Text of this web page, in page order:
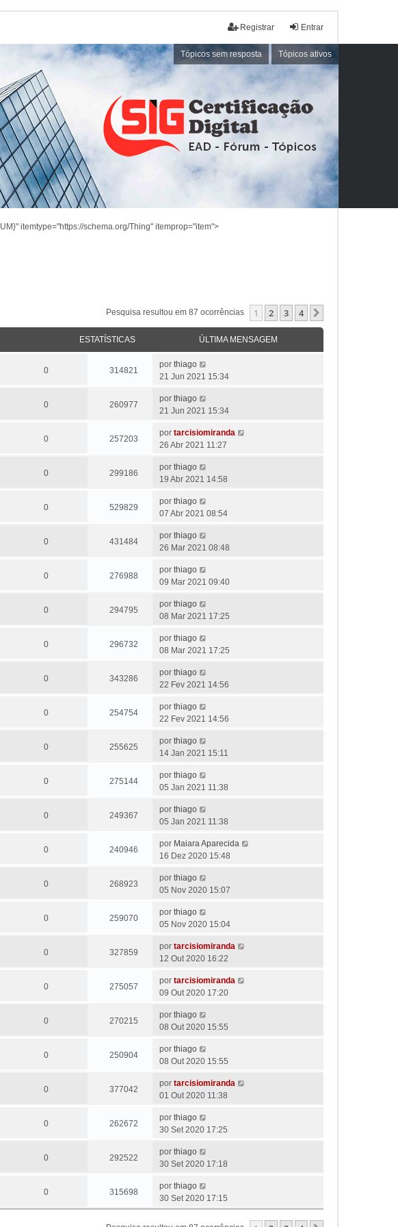
Entrar
Registrar
Tópicos sem resposta Tópicos ativos
UM}" itemtype="https://schema.org/Thing" itemprop="item">
Pesquisa resultou em 87 ocorrências 1 2 3 4
ESTATÍSTICAS ÚLTIMA MENSAGEM
0 314821
por thiago
21 Jun 2021 15:34
0 260977
por thiago
21 Jun 2021 15:34
0 257203
por tarcisiomiranda
26 Abr 2021 11:27
0 299186
por thiago
19 Abr 2021 14:58
0 529829
por thiago
07 Abr 2021 08:54
0 431484
por thiago
26 Mar 2021 08:48
0 276988
por thiago
09 Mar 2021 09:40
0 294795
por thiago
08 Mar 2021 17:25
0 296732
por thiago
08 Mar 2021 17:25
0 343286
por thiago
22 Fev 2021 14:56
0 254754
por thiago
22 Fev 2021 14:56
0 255625
por thiago
14 Jan 2021 15:11
0 275144
por thiago
05 Jan 2021 11:38
0 249367
por thiago
05 Jan 2021 11:38
0 240946
por Maiara Aparecida
16 Dez 2020 15:48
0 268923
por thiago
05 Nov 2020 15:07
0 259070
por thiago
05 Nov 2020 15:04
0 327859
por tarcisiomiranda
12 Out 2020 16:22
0 275057
por tarcisiomiranda
09 Out 2020 17:20
0 270215
por thiago
08 Out 2020 15:55
0 250904
por thiago
08 Out 2020 15:55
0 377042
por tarcisiomiranda
01 Out 2020 11:38
0 262672
por thiago
30 Set 2020 17:25
0 292522
por thiago
30 Set 2020 17:18
0 315698
por thiago
30 Set 2020 17:15